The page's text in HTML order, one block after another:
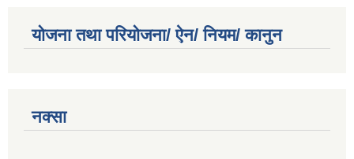
योजना तथा परियोजना/ ऐन/ नियम/ कानुन
नक्सा